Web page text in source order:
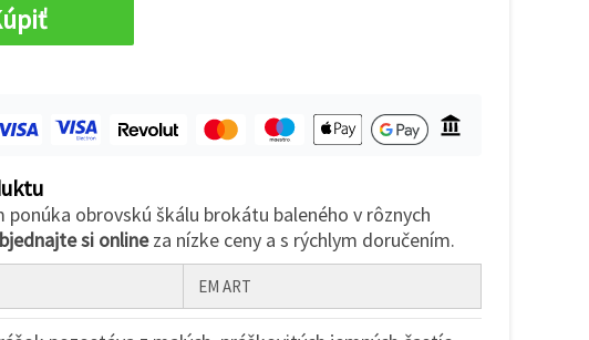
ponúka obrovskú škálu brokátu baleného v rôznych
si onlineza nízke ceny a s rýchlym doručením.
EM ART